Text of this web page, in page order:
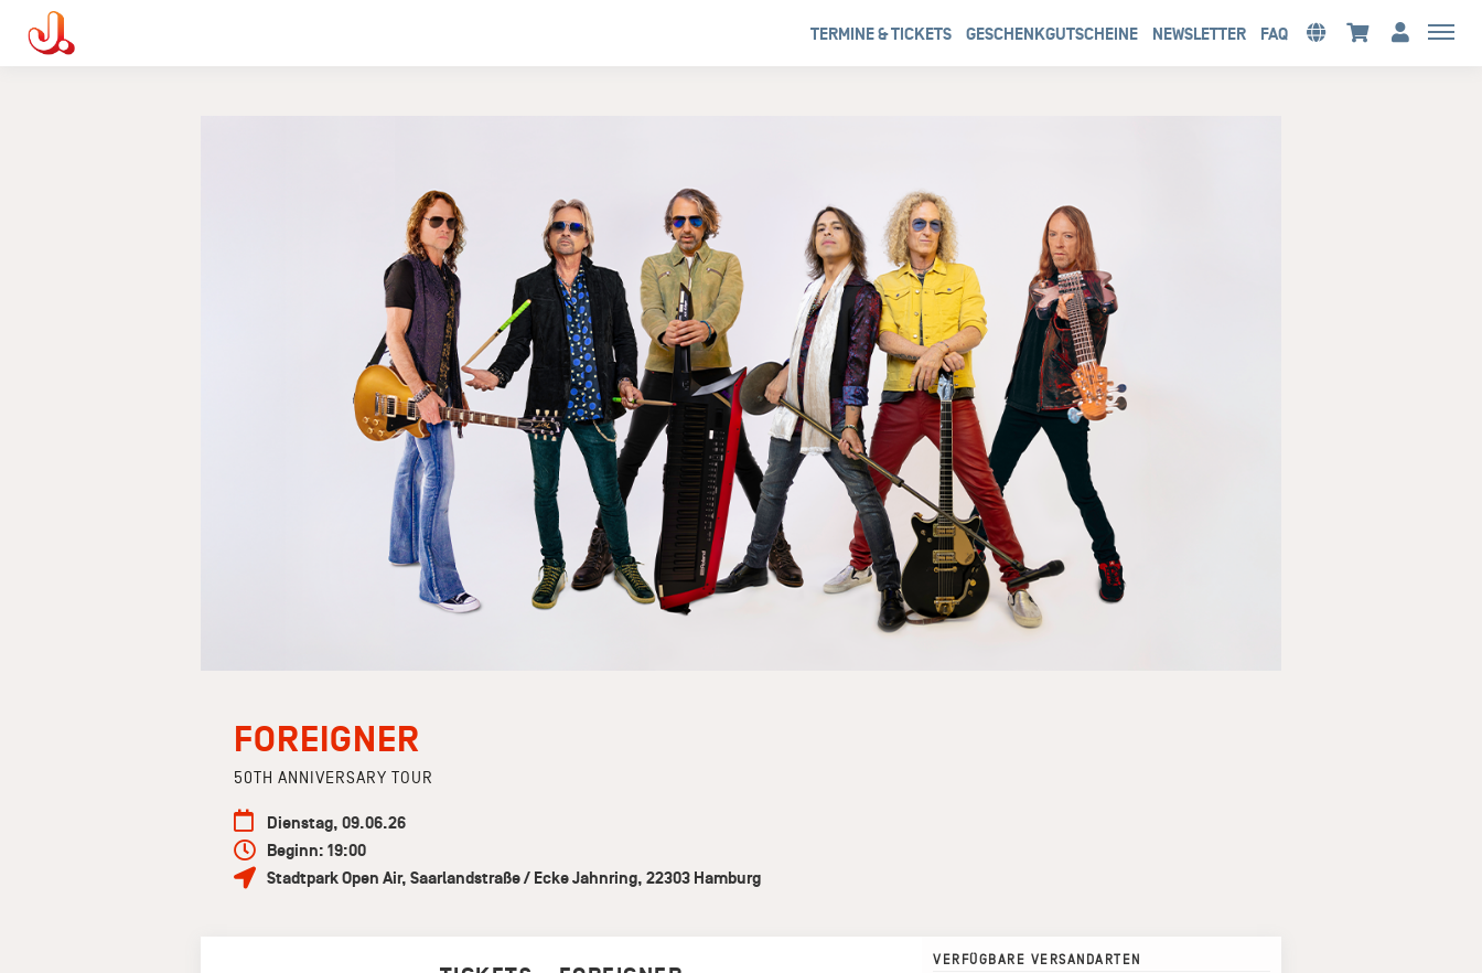
TERMINE & TICKETS GESCHENKGUTSCHEINE NEWSLETTER FAQ
FOREIGNER
50TH ANNIVERSARY TOUR
Dienstag, 09.06.26
Beginn: 19:00
Stadtpark Open Air, Saarlandstraße / Ecke Jahnring, 22303 Hamburg
VERFÜGBARE VERSANDARTEN